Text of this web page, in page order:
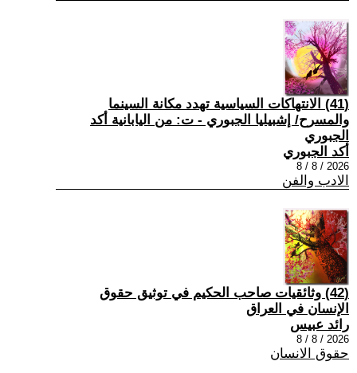
(41) الانتهاكات السياسية تهدد مكانة السينما
والمسرح/ إشبيليا الجبوري - ت: من اليابانية أكد
الجبوري
أكد الجبوري
2026 / 8 / 8
الادب والفن
(42) وثائقيات صاحب الحكيم في توثيق حقوق
الإنسان في العراق
رائد عبيس
2026 / 8 / 8
حقوق الانسان